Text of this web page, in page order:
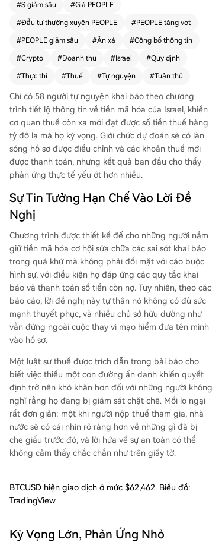
ay vì con số tỷ đô mong đợi, giá trị tiền mã hóa
được khai báo chỉ vào khoảng 50 triệu USD. Cửa
ngày 31/8/2026. Kết quả thấp này diễn ra trong
bối cảnh Ngân hàng Israel ước tính người dân n
ước này nắm giữ khoảng 1 tỷ USD tài sản số vào
hị trường đã tham gia chương trình.
#S giảm sâu #Giá PEOPLE
#Đầu tư thường xuyên PEOPLE #PEOPLE tăng vọt
#PEOPLE giảm sâu #Ân xá #Công bố thông tin
#Crypto #Doanh thu #Israel #Quy định
#Thực thi #Thuế #Tự nguyện #Tuân thủ
Chỉ có 58 người tự nguyện khai báo theo chương
trình tiết lộ thông tin về tiền mã hóa của Israel, khiến
cơ quan thuế còn xa mới đạt được số tiền thuế hàng
tỷ đô la mà họ kỳ vọng. Giới chức dự đoán sẽ có làn
sóng hồ sơ được điều chỉnh và các khoản thuế mới
được thanh toán, nhưng kết quả ban đầu cho thấy
phản ứng thực tế yếu ớt hơn nhiều.
Sự Tin Tưởng Hạn Chế Vào Lời Đề
Nghị
Chương trình được thiết kế để cho những người nắm
giữ tiền mã hóa cơ hội sửa chữa các sai sót khai báo
trong quá khứ mà không phải đối mặt với cáo buộc
hình sự, với điều kiện họ đáp ứng các quy tắc khai
báo và thanh toán số tiền còn nợ. Tuy nhiên, theo các
báo cáo, lời đề nghị này tự thân nó không có đủ sức
mạnh thuyết phục, và nhiều chủ sở hữu dường như
vẫn đứng ngoài cuộc thay vì mạo hiểm đưa tên mình
vào hồ sơ.
Một luật sư thuế được trích dẫn trong bài báo cho
biết việc thiếu một con đường ẩn danh khiến quyết
định trở nên khó khăn hơn đối với những người không
nghĩ rằng họ đang bị giám sát chặt chẽ. Mối lo ngại
rất đơn giản: một khi người nộp thuế tham gia, nhà
nước sẽ có cái nhìn rõ ràng hơn về những gì đã bị
che giấu trước đó, và lời hứa về sự an toàn có thể
không cảm thấy chắc chắn như trên giấy tờ.
BTCUSD hiện giao dịch ở mức $62,462. Biểu đồ:
TradingView
Kỳ Vọng Lớn, Phản Ứng Nhỏ